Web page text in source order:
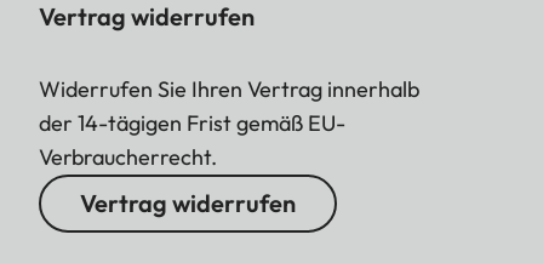
Vertrag widerrufen
Widerrufen Sie Ihren Vertrag innerhalb
der 14-tägigen Frist gemäß EU-
Verbraucherrecht.
Vertrag widerrufen